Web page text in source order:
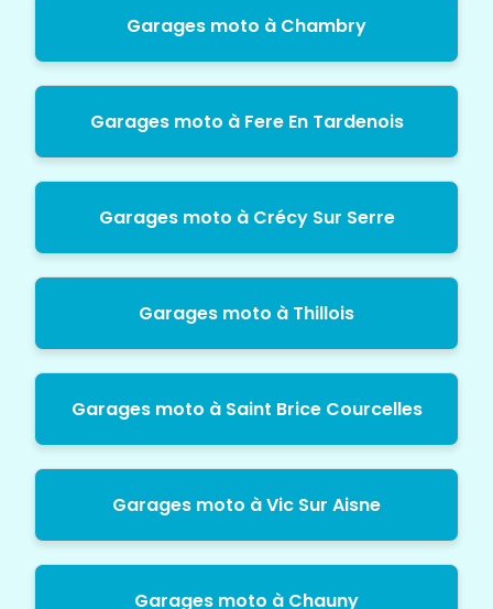
Garages moto à Chambry
Garages moto à Fere En Tardenois
Garages moto à Crécy Sur Serre
Garages moto à Thillois
Garages moto à Saint Brice Courcelles
Garages moto à Vic Sur Aisne
Garages moto à Chauny